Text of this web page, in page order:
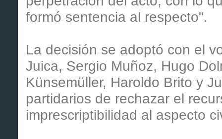
formó sentencia al respecto".
La decisión se adoptó con el
Juica, Sergio Muñoz, Hugo
Künsemüller, Haroldo Brito y
partidarios de rechazar el
imprescriptibilidad al aspecto